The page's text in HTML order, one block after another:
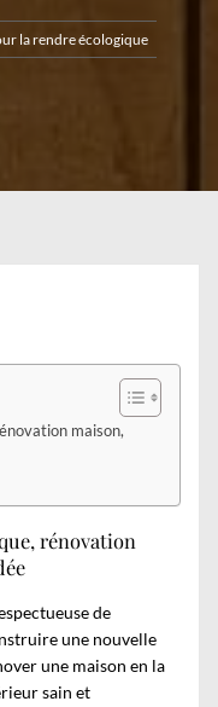
la rendre écologique
maison,
rénovation
de
une nouvelle
une maison en la
sain et